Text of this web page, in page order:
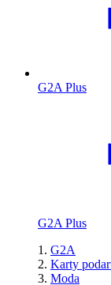
G2A Plus
G2A Plus
G2A
Karty
Moda